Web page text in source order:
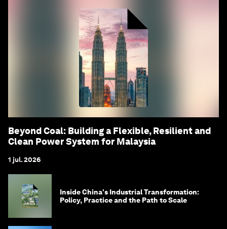
Beyond Coal: Building a Flexible, Resilient and
Clean Power System for Malaysia
1 jul. 2026
Inside China's Industrial Transformation:
Policy, Practice and the Path to Scale